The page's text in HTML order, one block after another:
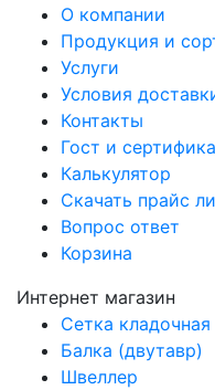
О компании
Продукция и
Услуги
Условия
Контакты
Гост и
Калькулятор
Скачать прайс
Вопрос ответ
Корзина
Интернет магазин
Сетка кладочная
Балка (двутавр)
Швеллер